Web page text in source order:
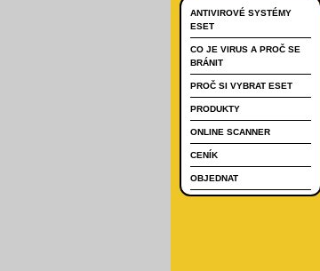
ANTIVIROVÉ SYSTÉMY
ESET
CO JE VIRUS A PROČ SE
BRÁNIT
PROČ SI VYBRAT ESET
PRODUKTY
ONLINE SCANNER
CENÍK
OBJEDNAT